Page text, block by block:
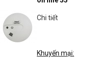
Chi tiết
Khuyến mại: